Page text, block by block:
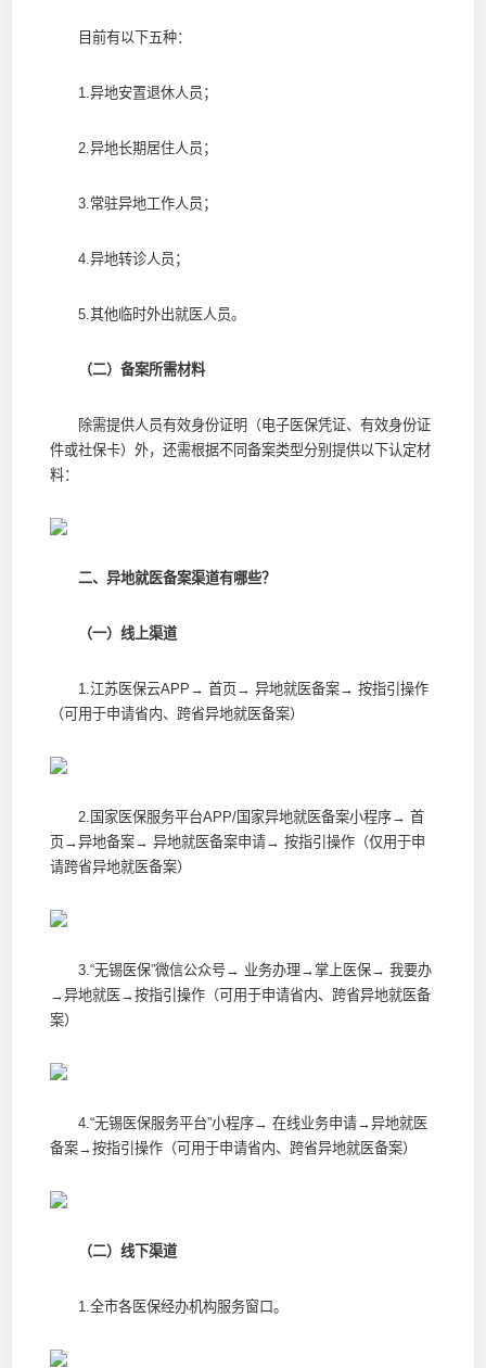
目前有以下五种：
1.异地安置退休人员；
2.异地长期居住人员；
3.常驻异地工作人员；
4.异地转诊人员；
5.其他临时外出就医人员。
（二）备案所需材料
除需提供人员有效身份证明（电子医保凭证、有效身份证
件或社保卡）外，还需根据不同备案类型分别提供以下认定材
料：
二、异地就医备案渠道有哪些？
（一）线上渠道
1.江苏医保云APP→ 首页→ 异地就医备案→ 按指引操作
（可用于申请省内、跨省异地就医备案）
2.国家医保服务平台APP/国家异地就医备案小程序→ 首
页→异地备案→ 异地就医备案申请→ 按指引操作（仅用于申
请跨省异地就医备案）
3.“无锡医保”微信公众号→ 业务办理→掌上医保→ 我要办
→异地就医→按指引操作（可用于申请省内、跨省异地就医备
案）
4.“无锡医保服务平台”小程序→ 在线业务申请→异地就医
备案→按指引操作（可用于申请省内、跨省异地就医备案）
（二）线下渠道
1.全市各医保经办机构服务窗口。